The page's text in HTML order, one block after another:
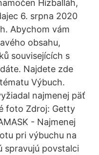
Hizballáh,
6. srpna 2020
Abychom vám
obsahu,
souvisejících s
Najdete zde
Výbuch.
najmenej päť
foto Zdroj: Getty
- Najmenej
pri výbuchu na
spravujú povstalci